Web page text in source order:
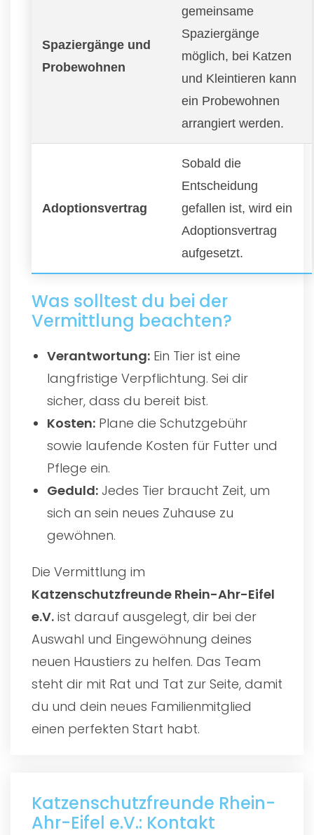
Spaziergänge und
Probewohnen
gemeinsame
Spaziergänge
möglich, bei Katzen
und Kleintieren kann
ein Probewohnen
arrangiert werden.
Adoptionsvertrag
Sobald die
Entscheidung
gefallen ist, wird ein
Adoptionsvertrag
aufgesetzt.
Was solltest du bei der
Vermittlung beachten?
Verantwortung: Ein Tier ist eine
langfristige Verpflichtung. Sei dir
sicher, dass du bereit bist.
Kosten: Plane die Schutzgebühr
sowie laufende Kosten für Futter und
Pflege ein.
Geduld: Jedes Tier braucht Zeit, um
sich an sein neues Zuhause zu
gewöhnen.
Die Vermittlung im
Katzenschutzfreunde Rhein-Ahr-Eifel
e.V. ist darauf ausgelegt, dir bei der
Auswahl und Eingewöhnung deines
neuen Haustiers zu helfen. Das Team
steht dir mit Rat und Tat zur Seite, damit
du und dein neues Familienmitglied
einen perfekten Start habt.
Katzenschutzfreunde Rhein-
Ahr-Eifel e.V.: Kontakt